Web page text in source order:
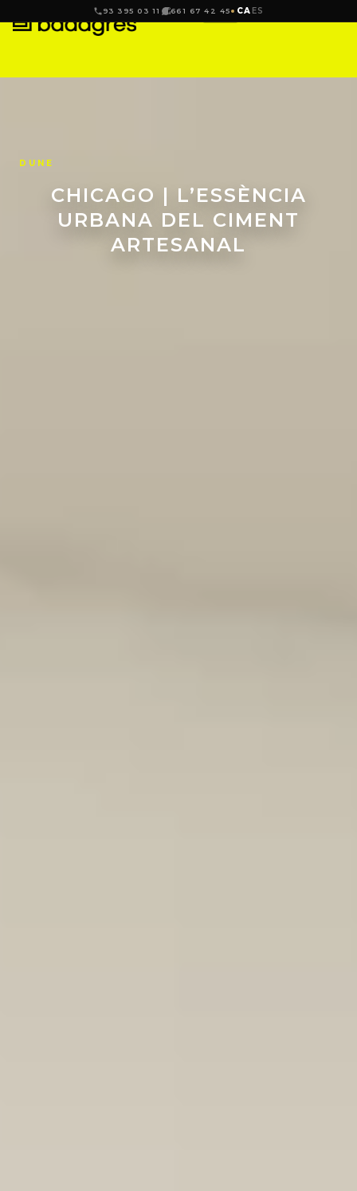
93 395 03 11 661 67 42 45 CA ES
CHICAGO | L’ESSÈNCIA
URBANA DEL CIMENT
ARTESANAL
DUNE